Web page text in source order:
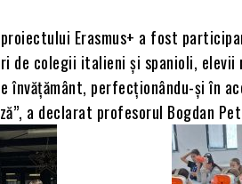
Erasmus+ a fost
de colegii italieni și spanioli, elevii
învățământ, perfecționându-și în
a declarat profesorul Bogdan